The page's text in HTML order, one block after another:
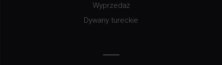
Wyprzedaż
Dywany tureckie